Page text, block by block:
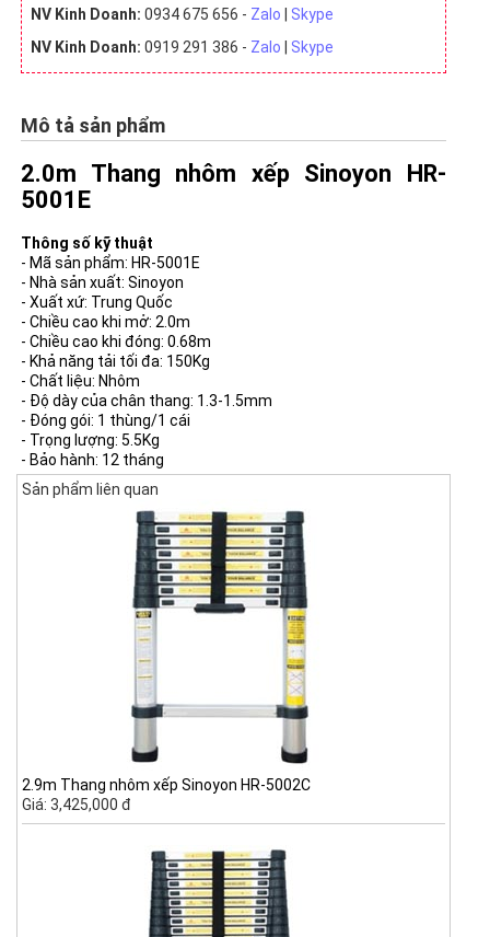
NV Kinh Doanh: 0934 675 656 - Zalo
Skype
NV Kinh Doanh: 0919 291 386 - Zalo Skype
Mô tả sản phẩm
2.0m Thang nhôm xếp Sinoyon HR-
5001E
Thông số kỹ thuật
- Mã sản phẩm: HR-5001E
- Nhà sản xuất: Sinoyon
- Xuất xứ: Trung Quốc
- Chiều cao khi mở: 2.0m
- Chiều cao khi đóng: 0.68m
- Khả năng tải tối đa: 150Kg
- Chất liệu: Nhôm
- Độ dày của chân thang: 1.3-1.5mm
- Đóng gói: 1 thùng/1 cái
- Trọng lượng: 5.5Kg
- Bảo hành: 12 tháng
Sản phẩm liên quan
2.9m Thang nhôm xếp Sinoyon HR-5002C
Giá: 3,425,000 đ